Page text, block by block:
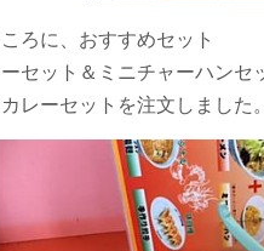
ろに、おすすめセット
ーセット＆ミニチャーハンセ
レーセットを注文しました。